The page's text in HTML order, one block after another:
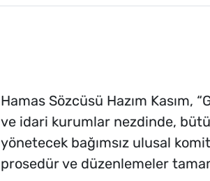
Hamas Sözcüsü Hazım Kasım,
ve idari kurumlar nezdinde,
yönetecek bağımsız ulusal
prosedür ve düzenlemeler